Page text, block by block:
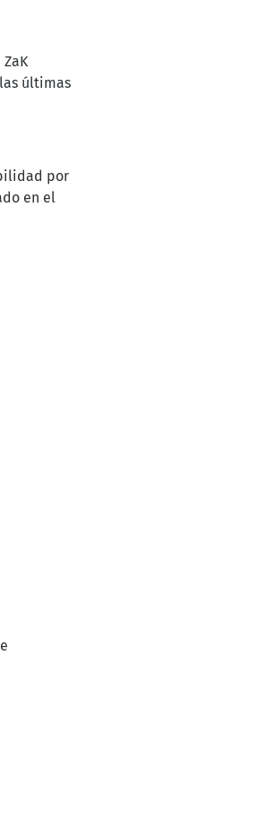
últimas
por
en el